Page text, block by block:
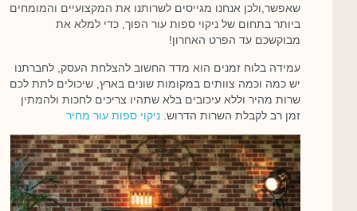
שאפשר,ולכן אנחנו מגייסים לשרותנו את המקצועיים והמומחים
ביותר בתחום של ניקוי ספות עור הפוך, כדי למלא את
מבוקשכם עד הפרט האחרון!
עמידה בלוח זמנים הוא מדד החשוב להצלחת העסק, לחברתנו
יש כמה וכמה צוותים במקומות שונים בארץ, שיכולים לתת לכם
שרות מהיר וללא עיכובים בלא שתהיו צריכים לחכות ולהמתין
זמן רב לקבלת השרות הדרוש. ניקוי ספות עור מחיר